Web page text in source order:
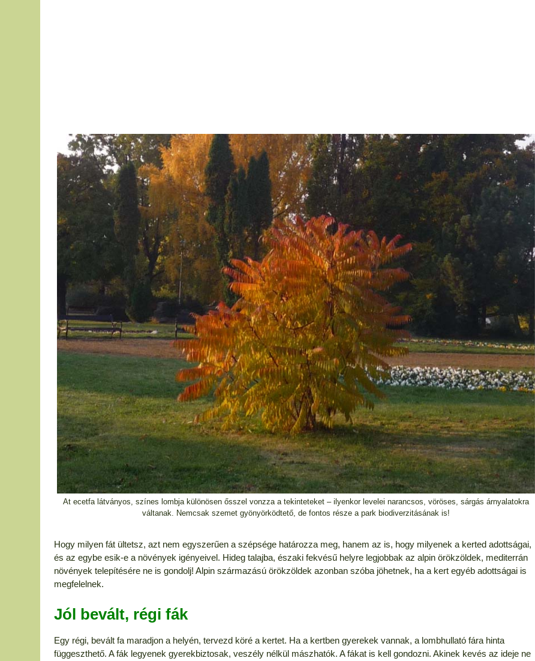
At ecetfa látványos, színes lombja különösen ősszel vonzza a tekinteteket – ilyenkor levelei narancsos, vöröses, sárgás árnyalatokra
váltanak. Nemcsak szemet gyönyörködtető, de fontos része a park biodiverzitásának is!
Hogy milyen fát ültetsz, azt nem egyszerűen a szépsége határozza meg, hanem az is, hogy milyenek a kerted adottságai,
és az egybe esik-e a növények igényeivel. Hideg talajba, északi fekvésű helyre legjobbak az alpin örökzöldek, mediterrán
növények telepítésére ne is gondolj! Alpin származású örökzöldek azonban szóba jöhetnek, ha a kert egyéb adottságai is
megfelelnek.
Jól bevált, régi fák
Egy régi, bevált fa maradjon a helyén, tervezd köré a kertet. Ha a kertben gyerekek vannak, a lombhullató fára hinta
függeszthető. A fák legyenek gyerekbiztosak, veszély nélkül mászhatók. A fákat is kell gondozni. Akinek kevés az ideje ne